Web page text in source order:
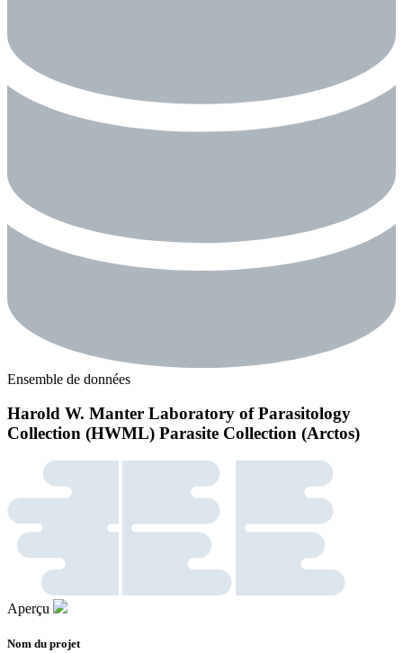
Ensemble de données
Harold W. Manter Laboratory of Parasitology
Collection (HWML) Parasite Collection (Arctos)
Aperçu
Nom du projet